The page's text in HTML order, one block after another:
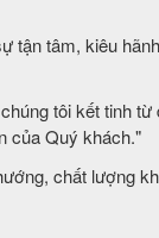
tận tâm, kiêu
tôi kết tinh từ
của Quý khách."
chất lượng